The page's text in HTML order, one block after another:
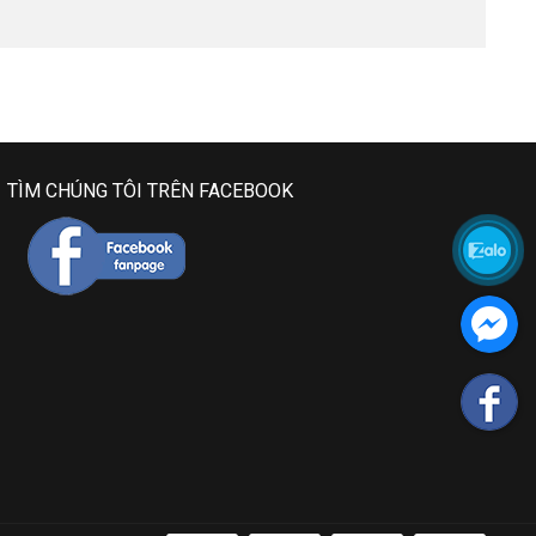
TÌM CHÚNG TÔI TRÊN FACEBOOK